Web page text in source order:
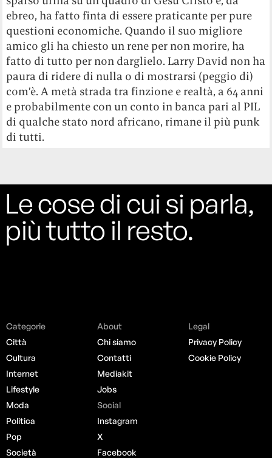
ebreo, ha fatto finta di essere praticante per pure
questioni economiche. Quando il suo migliore
amico gli ha chiesto un rene per non morire, ha
fatto di tutto per non darglielo. Larry David non ha
paura di ridere di nulla o di mostrarsi (peggio di)
com’è. A metà strada tra finzione e realtà, a 64 anni
e probabilmente con un conto in banca pari al PIL
di qualche stato nord africano, rimane il più punk
di tutti.
Le cose di cui si parla,
più tutto il resto.
Categorie
Città
Cultura
Internet
Lifestyle
Moda
Politica
Pop
Società
About
Chi siamo
Contatti
Mediakit
Jobs
Social
Instagram
X
Facebook
Legal
Privacy Policy
Cookie Policy